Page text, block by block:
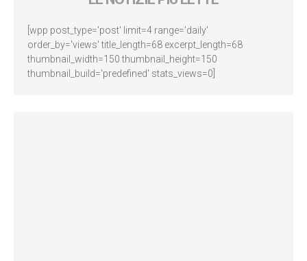
[wpp post_type='post' limit=4 range='daily'
order_by='views' title_length=68 excerpt_length=68
thumbnail_width=150 thumbnail_height=150
thumbnail_build='predefined' stats_views=0]